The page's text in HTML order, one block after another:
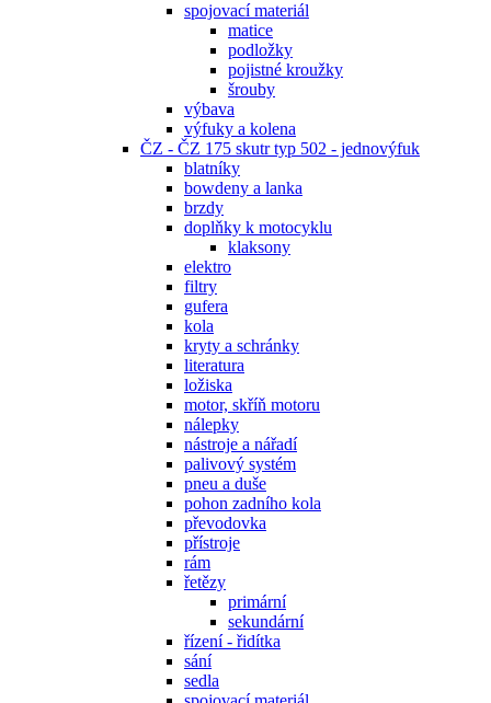
spojovací materiál
matice
podložky
pojistné kroužky
šrouby
výbava
výfuky a kolena
ČZ - ČZ 175 skutr typ 502 - jednovýfuk
blatníky
bowdeny a lanka
brzdy
doplňky k motocyklu
klaksony
elektro
filtry
gufera
kola
kryty a schránky
literatura
ložiska
motor, skříň motoru
nálepky
nástroje a nářadí
palivový systém
pneu a duše
pohon zadního kola
převodovka
přístroje
rám
řetězy
primární
sekundární
řízení - řidítka
sání
sedla